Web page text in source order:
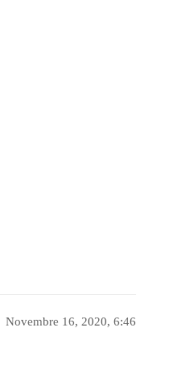
Novembre 16, 2020, 6:46